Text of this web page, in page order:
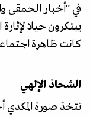
في "أخبار
يبتكرون حيلا
كانت ظاهرة
الشحاذ الإلهي
تتخذ صورة المكدي